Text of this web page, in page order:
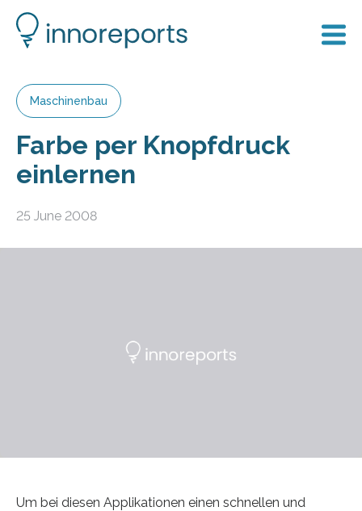
Maschinenbau
Farbe per Knopfdruck
einlernen
25 June 2008
Um bei diesen Applikationen einen schnellen und